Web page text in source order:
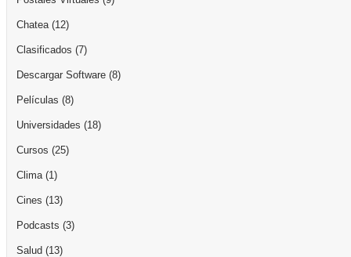
Chatea(12)
Clasificados (7)
Descargar Software (8)
Películas (8)
Universidades (18)
Cursos (25)
Clima(1)
Cines (13)
Podcasts (3)
Salud (13)